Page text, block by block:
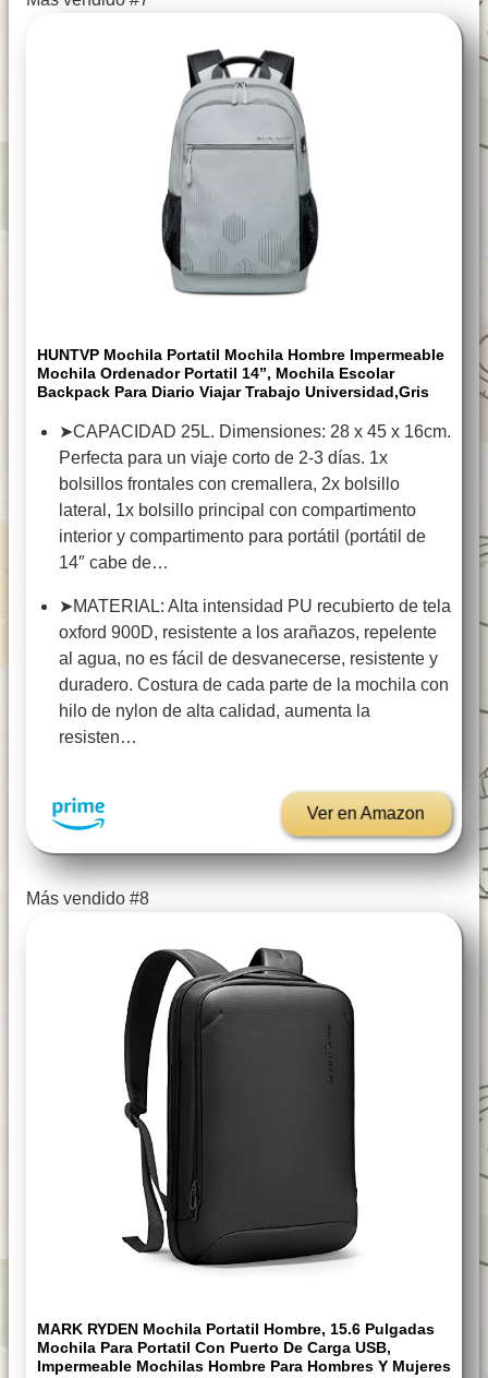
HUNTVP Mochila Portatil Mochila Hombre Impermeable
Mochila Ordenador Portatil 14”, Mochila Escolar
Backpack Para Diario Viajar Trabajo Universidad,Gris
➤CAPACIDAD 25L. Dimensiones: 28 x 45 x 16cm.
Perfecta para un viaje corto de 2-3 días. 1x
bolsillos frontales con cremallera, 2x bolsillo
lateral, 1x bolsillo principal con compartimento
interior y compartimento para portátil (portátil de
14″ cabe de…
➤MATERIAL: Alta intensidad PU recubierto de tela
oxford 900D, resistente a los arañazos, repelente
al agua, no es fácil de desvanecerse, resistente y
duradero. Costura de cada parte de la mochila con
hilo de nylon de alta calidad, aumenta la
resisten…
Ver en Amazon
Más vendido #8
MARK RYDEN Mochila Portatil Hombre, 15.6 Pulgadas
Mochila Para Portatil Con Puerto De Carga USB,
Impermeable Mochilas Hombre Para Hombres Y Mujeres